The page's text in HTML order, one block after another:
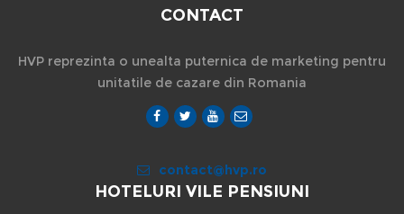
CONTACT
HVP reprezinta o unealta puternica de marketing pentru
unitatile de cazare din Romania
contact@hvp.ro
HOTELURI VILE PENSIUNI